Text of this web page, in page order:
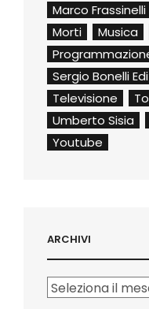
Marco Frassinelli
Morti
Musica
Sergio Bonelli
Televisione
Umberto Sisia
Youtube
ARCHIVI
Archivi